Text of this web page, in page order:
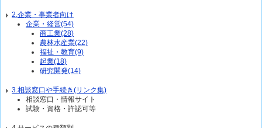
2.企業・事業者向け
企業・経営(54)
商工業(28)
農林水産業(22)
福祉・教育(9)
起業(18)
研究開発(14)
3.相談窓口や手続き(リンク集)
相談窓口・情報サイト
試験・資格・許認可等